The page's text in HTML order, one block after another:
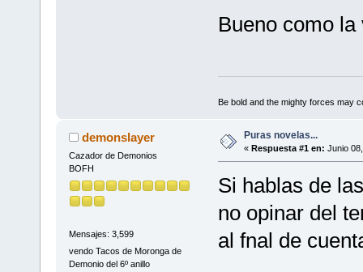
Bueno como la
Be bold and the mighty forces may
demonslayer
Cazador de Demonios
BOFH
Mensajes: 3,599
vendo Tacos de Moronga de
Demonio del 6º anillo
Puras novelas...
« Respuesta #1 en: Junio
Si hablas de
no opinar del
al fnal de